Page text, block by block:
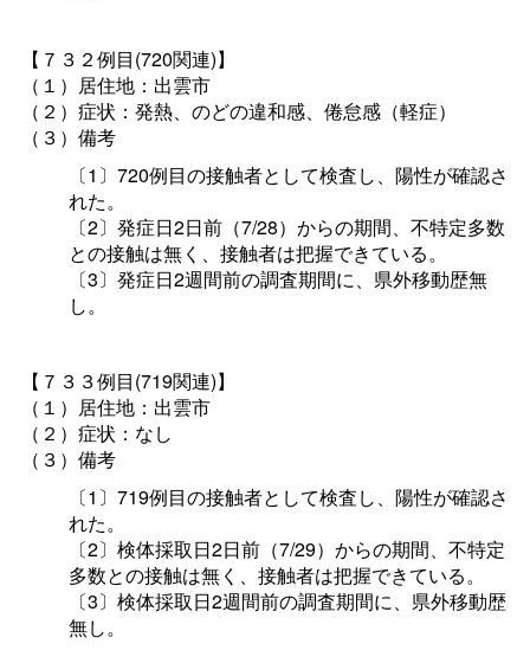
【７３２例目(720関連)】
（１）居住地：出雲市
（２）症状：発熱、のどの違和感、倦怠感（軽症）
（３）備考
〔1〕720例目の接触者として検査し、陽性が確認さ
れた。
〔2〕発症日2日前（7/28）からの期間、不特定多数
との接触は無く、接触者は把握できている。
〔3〕発症日2週間前の調査期間に、県外移動歴無
し。
【７３３例目(719関連)】
（１）居住地：出雲市
（２）症状：なし
（３）備考
〔1〕719例目の接触者として検査し、陽性が確認さ
れた。
〔2〕検体採取日2日前（7/29）からの期間、不特定
多数との接触は無く、接触者は把握できている。
〔3〕検体採取日2週間前の調査期間に、県外移動歴
無し。